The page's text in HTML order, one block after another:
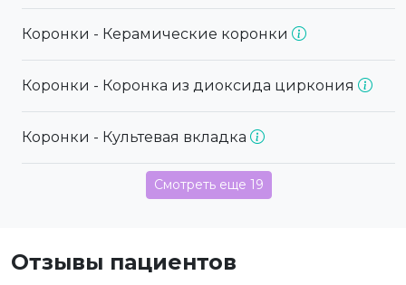
Коронки - Керамические коронки
Коронки - Коронка из диоксида циркония
Коронки - Культевая вкладка
Смотреть еще 19
Отзывы пациентов